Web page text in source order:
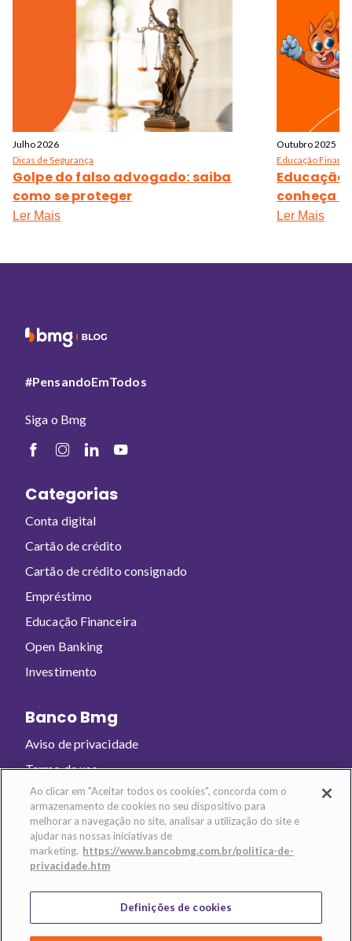
Julho 2026
Dicas de Segurança
Golpe do falso advogado: saiba
como se proteger
Ler Mais
Outubro 2025
Educação
Educação
conheça o
Ler Mais
#PensandoEmTodos
Siga o Bmg
Categorias
Conta digital
Cartão de crédito
Cartão de crédito consignado
Empréstimo
Educação Financeira
Open Banking
Investimento
Banco Bmg
Aviso de privacidade
Termo de uso
Baixe o app e abra sua conta!
Ao clicar em "Aceitar todos os cookies", concorda com o
armazenamento de cookies no seu dispositivo para
melhorar a navegação no site, analisar a utilização do site e
ajudar nas nossas iniciativas de
marketing. https://www.bancobmg.com.br/politica-de-
privacidade.htm
Definições de cookies